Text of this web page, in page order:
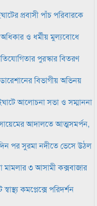
প্রবাসী পাঁচ পরিবারকে
ও ধর্মীয় মুল্যবোধে
পুরস্কার বিতরণ
বিভাগীয় অভিনয়
আলোচনা সভা ও সম্মাননা
আদালতে আত্মসমর্পন,
পর সুরমা নদীতে ভেসে উঠল
মামলার ৩ আসামী কক্সবাজার
কমপ্লেক্সে পরিদর্শন